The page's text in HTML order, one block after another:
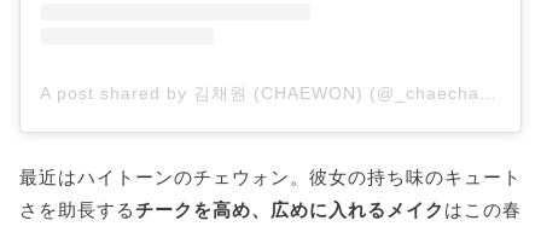
最近はハイトーンのチェウォン。彼女の持ち味のキュート
さを助長するチークを高め、広めに入れるメイク はこの春